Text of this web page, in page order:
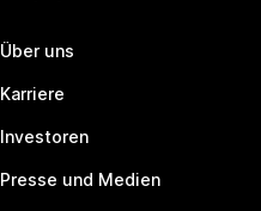
Über uns
Karriere
Investoren
Presse und Medien